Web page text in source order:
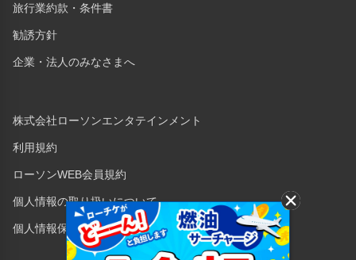
旅行業約款・条件書
勧誘方針
企業・法人のみなさまへ
株式会社ローソンエンタテインメント
利用規約
ローソンWEB会員規約
個人情報の取り扱いについて
個人情報保護方針